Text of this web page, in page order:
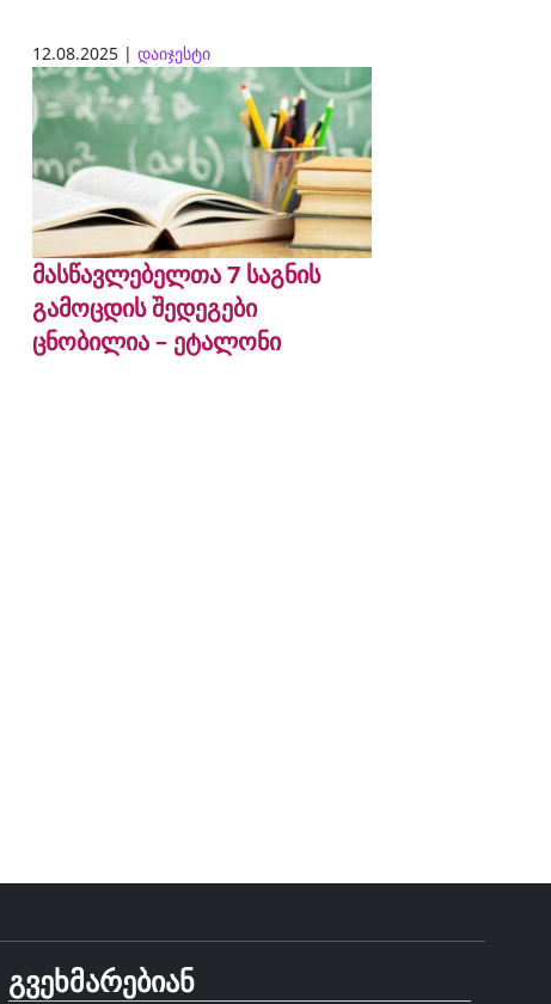
12.08.2025 | დაიჯესტი
მასწავლებელთა 7 საგნის
გამოცდის შედეგები
ცნობილია – ეტალონი
გვეხმარებიან